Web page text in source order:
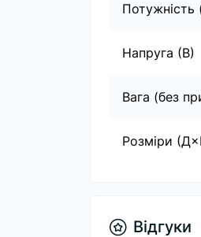
Потужність
Напруга (В)
Вага (без
Розміри
Відгуки